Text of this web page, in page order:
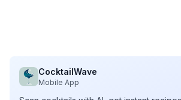
CocktailWave
Mobile App